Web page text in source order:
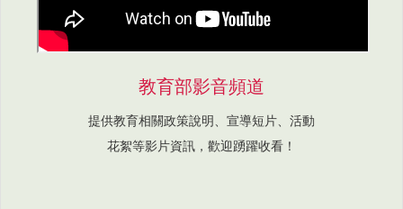
教育部影音頻道
提供教育相關政策說明、宣導短片、活動
花絮等影片資訊，歡迎踴躍收看！